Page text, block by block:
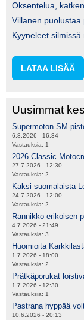
Oksentelua,
Villanen puolustaa
Kyyneleet silmissä
LATAA LISÄÄ
Uusimmat
Supermoton SM-
6.8.2026 - 16:34
Vastauksia: 1
2026 Classic
27.7.2026 - 12:30
Vastauksia: 2
Kaksi suomalaista
24.7.2026 - 12:00
Vastauksia: 2
Rannikko erikoisen
4.7.2026 - 21:49
Vastauksia: 3
Huomioita
1.7.2026 - 18:00
Vastauksia: 2
Prätkäporukat
1.7.2026 - 12:30
Vastauksia: 1
Pastrana hyppää
10.6.2026 - 20:13